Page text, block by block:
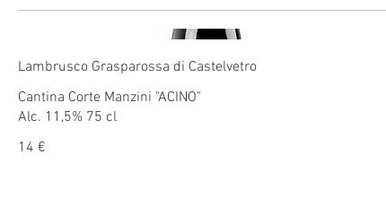
Lambrusco Grasparossa di Castelvetro
Cantina Corte Manzini "ACINO"
Alc. 11,5% 75 cl
14 €